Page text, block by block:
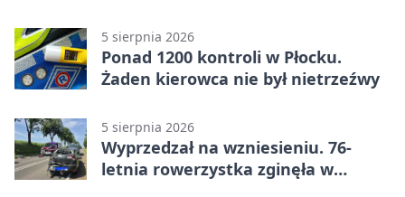
5 sierpnia 2026
Ponad 1200 kontroli w Płocku.
Żaden kierowca nie był nietrzeźwy
5 sierpnia 2026
Wyprzedzał na wzniesieniu. 76-
letnia rowerzystka zginęła w